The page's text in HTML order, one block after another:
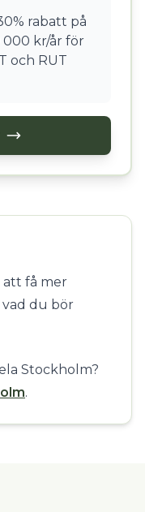
rabatt på
000 kr/år för
och RUT
att få mer
du bör
Stockholm?
.